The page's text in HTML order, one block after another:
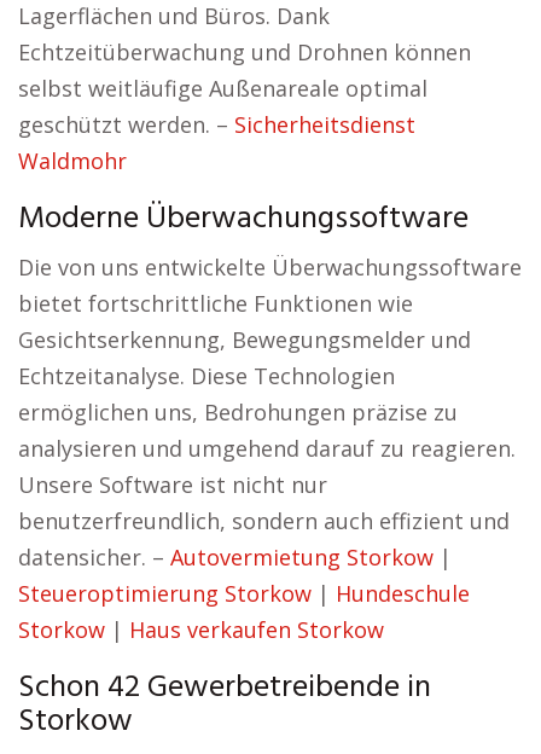
Lagerflächen und Büros. Dank
Echtzeitüberwachung und Drohnen können
selbst weitläufige Außenareale optimal
geschützt werden. – Sicherheitsdienst
Waldmohr
Moderne Überwachungssoftware
Die von uns entwickelte Überwachungssoftware
bietet fortschrittliche Funktionen wie
Gesichtserkennung, Bewegungsmelder und
Echtzeitanalyse. Diese Technologien
ermöglichen uns, Bedrohungen präzise zu
analysieren und umgehend darauf zu reagieren.
Unsere Software ist nicht nur
benutzerfreundlich, sondern auch effizient und
datensicher. – Autovermietung Storkow |
Steueroptimierung Storkow | Hundeschule
Storkow | Haus verkaufen Storkow
Schon 42 Gewerbetreibende in
Storkow